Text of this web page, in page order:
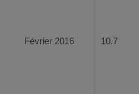
Février 2016 10.7